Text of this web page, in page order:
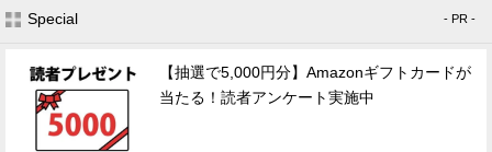
Special - PR -
【抽選で5,000円分】Amazonギフトカードが
当たる！読者アンケート実施中